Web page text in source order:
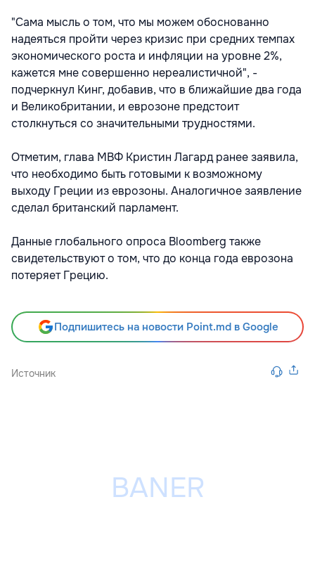
"Сама мысль о том, что мы можем обоснованно
надеяться пройти через кризис при средних темпах
экономического роста и инфляции на уровне 2%,
кажется мне совершенно нереалистичной", -
подчеркнул Кинг, добавив, что в ближайшие два года
и Великобритании, и еврозоне предстоит
столкнуться со значительными трудностями.
Отметим, глава МВФ Кристин Лагард ранее заявила,
что необходимо быть готовыми к возможному
выходу Греции из еврозоны. Аналогичное заявление
сделал британский парламент.
Данные глобального опроса Bloomberg также
свидетельствуют о том, что до конца года еврозона
потеряет Грецию.
Подпишитесь на новости Point.md в Google
Источник